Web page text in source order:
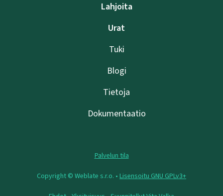
Lahjoita
Urat
Tuki
Blogi
Tietoja
Dokumentaatio
Palvelun tila
Copyright © Weblate s.r.o. • Lisensoitu GNU GPLv3+